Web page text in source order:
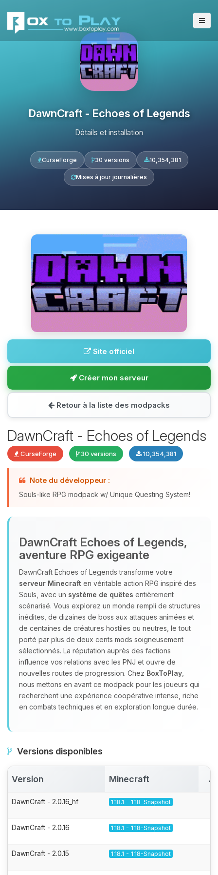
DawnCraft - Echoes of Legends
Détails et installation
CurseForge 30 versions 10,354,381
Mises à jour journalières
Site officiel
Créer mon serveur
Retour à la liste des modpacks
DawnCraft - Echoes of Legends
CurseForge 30 versions 10,354,381
Note du développeur :
Souls-like RPG modpack w/ Unique Questing System!
DawnCraft Echoes of Legends,
aventure RPG exigeante
DawnCraft Echoes of Legends transforme votre
serveur Minecraft en véritable action RPG inspiré des
Souls, avec un système de quêtes entièrement
scénarisé. Vous explorez un monde rempli de structures
inédites, de dizaines de boss aux attaques animées et
de centaines de créatures hostiles ou neutres, le tout
porté par plus de deux cents mods soigneusement
sélectionnés. La réputation auprès des factions
influence vos relations avec les PNJ et ouvre de
nouvelles routes de progression. Chez BoxToPlay
nous mettons en avant ce modpack pour les joueurs qui
recherchent une expérience coopérative intense, riche
en combats techniques et en exploration longue durée.
Versions disponibles
Version Minecraft
DawnCraft - 2.0.16_hf 1.18.1 - 1.18-Snapshot
DawnCraft - 2.0.16 1.18.1 - 1.18-Snapshot
DawnCraft - 2.0.15 1.18.1 - 1.18-Snapshot
Youpi, enfin quelqu’un pour me
parler ! Moi c’est Choupy, ton petit
assistant BoxToPlay. Dis-moi ce dont
tu as besoin et je vais remuer mes
petits circuits pour t’aider.
07/08/2026 à 08:37